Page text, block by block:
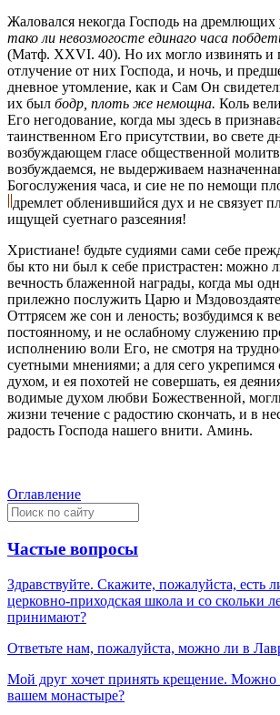
Жаловался некогда Господь на дремлющих
тако ли невозмогосте единаго часа
(Матф. XXVI. 40). Но их могло извинять и
отлучение от них Господа, и ночь, и
дневное утомление, как и Сам Он
их был бодр, плоть же немощна. Коль
Его негодование, когда мы здесь в
таинственном Его присутствии, во свете
возбуждающем гласе общественной
возбуждаемся, не выдерживаем
Богослужения часа, и сие не по немощи
дремлет обленившийся дух и не связует
ищущей суетнаго разсеяния!
Христиане! будьте судиями сами себе
бы кто ни был к себе пристрастен: можно
вечность блаженной награды, когда мы
прилежно послужить Царю и
Оттрясем же сон и леность; возбудимся к
постоянному, и не ослабному служению
исполнению воли Его, не смотря на
суетными мнениями; а для сего укрепимся
духом, и ея похотей не совершать, ея
водимые духом любви Божественной,
жизни течение с радостию скончать, и в
радость Господа нашего внити. Аминь.
Оглавление
Частые вопросы
Здравствуйте. Скажите, пожалуйста, есть
церковно-приходская школа и со скольки
принимают?
Ответьте нам, пожалуйста, можно ли в
Мой друг хочет принять крещение. Можно
вашем монастыре?